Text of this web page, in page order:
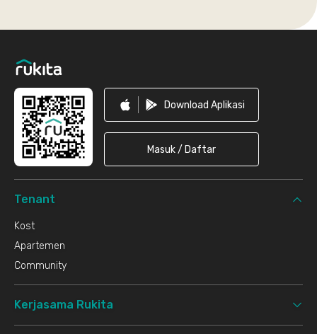
Download Aplikasi
Masuk / Daftar
Tenant
Kost
Apartemen
Community
Kerjasama Rukita